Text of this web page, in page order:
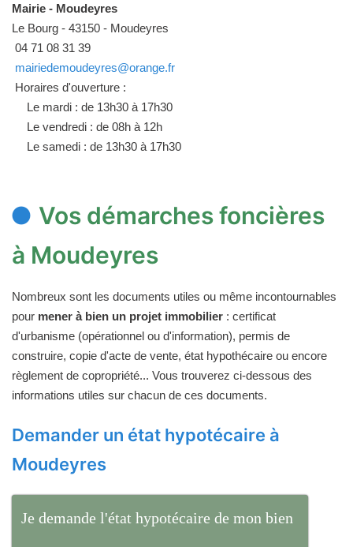
Mairie - Moudeyres
Le Bourg - 43150 - Moudeyres
04 71 08 31 39
mairiedemoudeyres@orange.fr
Horaires d'ouverture :
Le mardi : de 13h30 à 17h30
Le vendredi : de 08h à 12h
Le samedi : de 13h30 à 17h30
Vos démarches foncières
à Moudeyres
Nombreux sont les documents utiles ou même incontournables
pour mener à bien un projet immobilier : certificat
d'urbanisme (opérationnel ou d'information), permis de
construire, copie d'acte de vente, état hypothécaire ou encore
règlement de copropriété... Vous trouverez ci-dessous des
informations utiles sur chacun de ces documents.
Demander un état hypotécaire à
Moudeyres
Je demande l'état hypotécaire de mon bien